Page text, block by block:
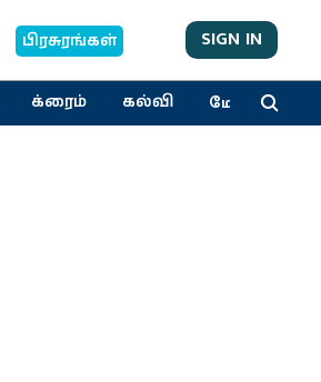
பிரசுரங்கள் SIGN IN
க்ரைம் கல்வி மேலும்